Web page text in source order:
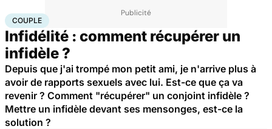
Accueil Bien-être
COUPLE
Infidélité : comment récupérer un
infidèle ?
Depuis que j'ai trompé mon petit ami, je n'arrive plus à
avoir de rapports sexuels avec lui. Est-ce que ça va
revenir ? Comment "récupérer" un conjoint infidèle ?
Mettre un infidèle devant ses mensonges, est-ce la
solution ?